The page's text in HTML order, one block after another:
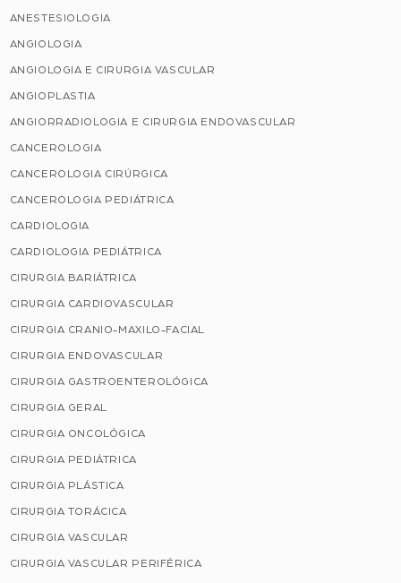
ANESTESIOLOGIA
ANGIOLOGIA
ANGIOLOGIA E CIRURGIA VASCULAR
ANGIOPLASTIA
ANGIORRADIOLOGIA E CIRURGIA ENDOVASCULAR
CANCEROLOGIA
CANCEROLOGIA CIRÚRGICA
CANCEROLOGIA PEDIÁTRICA
CARDIOLOGIA
CARDIOLOGIA PEDIÁTRICA
CIRURGIA BARIÁTRICA
CIRURGIA CARDIOVASCULAR
CIRURGIA CRANIO-MAXILO-FACIAL
CIRURGIA ENDOVASCULAR
CIRURGIA GASTROENTEROLÓGICA
CIRURGIA GERAL
CIRURGIA ONCOLÓGICA
CIRURGIA PEDIÁTRICA
CIRURGIA PLÁSTICA
CIRURGIA TORÁCICA
CIRURGIA VASCULAR
CIRURGIA VASCULAR PERIFÉRICA